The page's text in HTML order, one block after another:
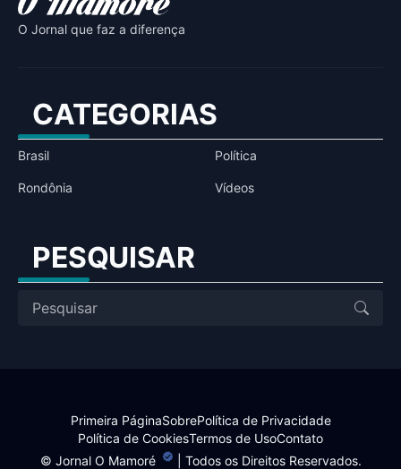
O Jornal que faz a diferença
CATEGORIAS
Brasil Política
Rondônia Vídeos
PESQUISAR
© Jornal O Mamoré | Todos os Direitos Reservados.
Primeira PáginaSobrePolítica de Privacidade
Política de CookiesTermos de UsoContato